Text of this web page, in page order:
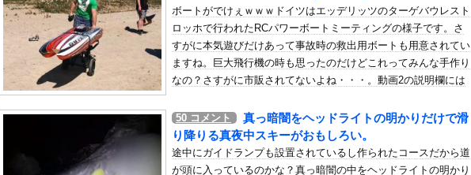
FC東京、ポルトガル2部ペナフィエルに期限付き移籍していたMF安斎颯馬の復帰を発表 ...
同窓会帰りに既婚チ〇ポつまみ食いする一般人みさき(27)
結婚してから惚気話が止まらない友人。会話の最後に毎回「後出し」で自慢を入れてくるよう...
最終回で主人公が死ぬマンガアニメある？
【阪神スタメン】2(二)中野 6(左)ガルシア vs横浜 【17:45試合開始予定】...
【朗報】秋田に日本最大級のAIデータセンター建設へ 総事業費2兆円、UAEが巨額投資...
大谷翔平くん、ホームラン王まで7本差ｗｗｗｗｗｗｗｗｗｗ
【試合実況】ヤクルトvs中日 8/6/18:00
ボートがでけぇｗｗｗドイツはエッデリッツのターゲバウレスト
ロッホで行われたRCパワーボートミーティングの様子です。さ
すがに本気遊びだけあって事故時の救出用ボートも用意されてい
ますね。巨大飛行機の時も思ったのだけどこれってみんな手作り
なの？さすがに市販されてないよね・・・。動画2の説明欄には
50 コメント
真っ暗闇をヘッドライトの明かりだけで滑
り降りる真夜中スキーがおもしろい。
途中にガイドランプも設置されているし作られたコースだから道
が頭に入っているのかな？真っ暗闇の中をヘッドライトの明かり